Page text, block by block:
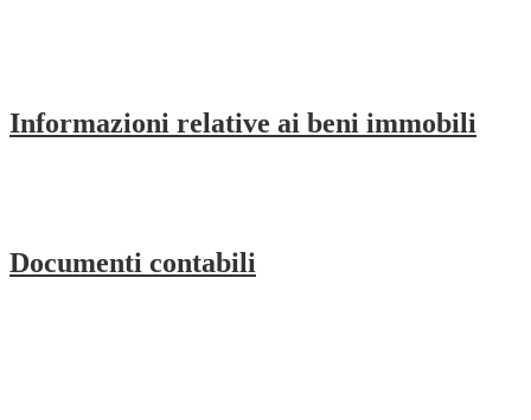
Informazioni relative ai beni immobili
Documenti contabili